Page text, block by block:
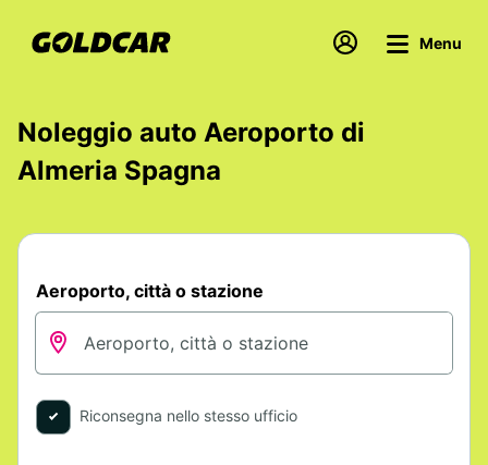
Menu
Noleggio auto Aeroporto di
Almeria Spagna
Aeroporto, città o stazione
Riconsegna nello stesso ufficio